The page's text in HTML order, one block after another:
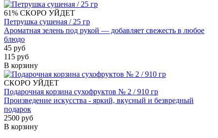
61% СКОРО УЙДЕТ
Петрушка сушеная / 25 гр
Ароматная зелень под рукой — добавляет свежесть в любое
блюдо
45 руб
115 руб
В корзину
СКОРО УЙДЕТ
Подарочная корзина сухофруктов № 2 / 910 гр
Произведение искусства - яркий, вкусный и безвредный
подарок
2500 руб
В корзину